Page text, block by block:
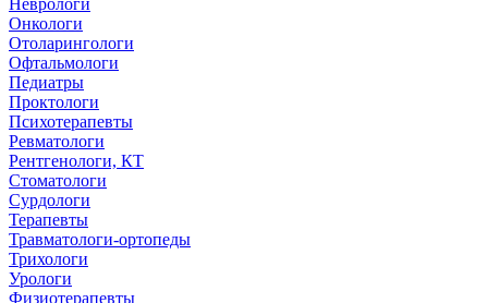
Неврологи
Онкологи
Отоларингологи
Офтальмологи
Педиатры
Проктологи
Психотерапевты
Ревматологи
Рентгенологи, КТ
Стоматологи
Сурдологи
Терапевты
Травматологи-ортопеды
Трихологи
Урологи
Физиотерапевты